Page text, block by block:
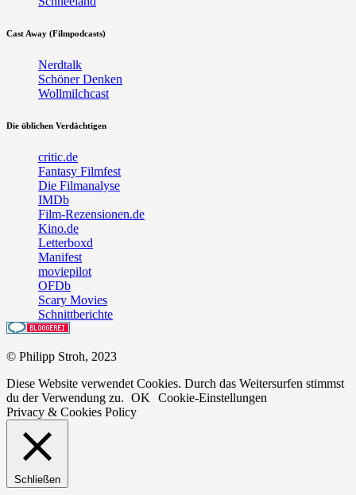
Cast Away (Filmpodcasts)
Nerdtalk
Schöner Denken
Wollmilchcast
Die üblichen Verdächtigen
critic.de
Fantasy Filmfest
Die Filmanalyse
IMDb
Film-Rezensionen.de
Kino.de
Letterboxd
Manifest
moviepilot
OFDb
Scary Movies
Schnittberichte
© Philipp Stroh, 2023
Diese Website verwendet Cookies. Durch das Weitersurfen stimmst
du der Verwendung zu. OK
Cookie-Einstellungen
Privacy & Cookies Policy
Schließen